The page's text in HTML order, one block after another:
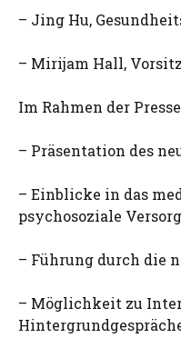
– Jing Hu,
– Mirijam Hall,
Im Rahmen der
– Präsentation des
– Einblicke in das
psychosoziale
– Führung durch die
– Möglichkeit zu